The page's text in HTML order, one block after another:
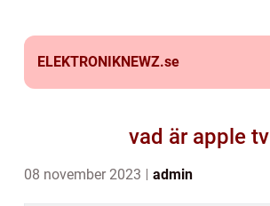
ELEKTRONIKNEWZ.se
vad är apple tv
08 november 2023 admin